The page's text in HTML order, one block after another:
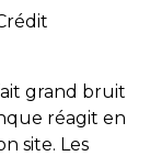
grand bruit
réagit en
site. Les